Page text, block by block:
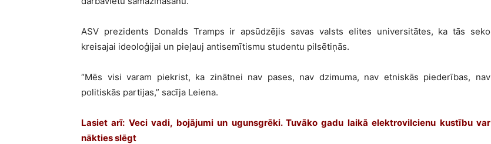
ASV prezidents Donalds Tramps ir apsūdzējis savas valsts elites universitātes, ka tās seko
kreisajai ideoloģijai un pieļauj antisemītismu studentu pilsētiņās.
“Mēs visi varam piekrist, ka zinātnei nav pases, nav dzimuma, nav etniskās piederības, nav
politiskās partijas,” sacīja Leiena.
Lasiet arī: Veci vadi, bojājumi un ugunsgrēki. Tuvāko gadu laikā elektrovilcienu kustību var
nākties slēgt